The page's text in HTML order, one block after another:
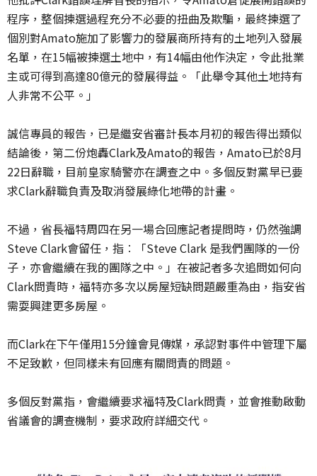
程序，整個揀選過程充分不必要的扭曲及欺騙，最終揀選了
個別對Amato施加了影響力的發展商所持有的土地列入發展
名單，在15幅被揀選土地中，有14幅由他作決定，令此批業
主或可得到高達80億元的發展得益。「此舉令其他土地持有
人非常不公平。」
誠信專員的報告，已是繼安省審計長本月初的報告得出類似
結論後，第二份炮轟Clark及Amato的報告，Amato已於8月
22日辭職，目前皇家騎警亦在調查之中。多個反對黨早已要
求Clark辭職負責及取消發展綠化地帶的計畫。
不過，省長福特周四在另一場合回應記者提問時，仍然強調
Steve Clark會留任，指︰「Steve Clark 是我們團隊的一份
子，亦會繼續在我的團隊之中。」在被記者多次追問如何向
Clark問責時，福特亦多次以房屋短缺問題嚴重為由，指安省
需耍興建更多房屋。
而Clark在下午僅用15分鐘會見傳媒，承認對事件中管理下屬
不足致歉，但同樣未有回應有關問責的問題。
多個反對黨指，會繼續要求福特及Clark問責，並會推動啟動
省議會的調查機制，要求政府詳細交代。